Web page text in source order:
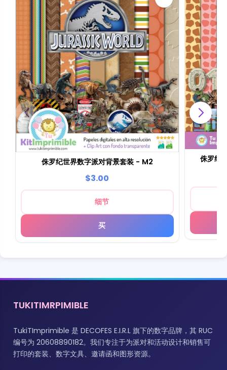
侏罗纪世界数字派对背景套装 - M2
$3.00
细节
买
侏罗纪
TUKITIMRPIMIBLE
TukiTImprimible 是 DECOFES E.I.R.L 旗下的数字品牌，其 RUC
编号为 20608890182。我们专注于为派对和活动设计和销售可
打印的套装、数字文具、邀请函和图形资源。